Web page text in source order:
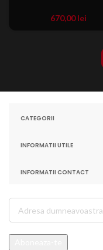
670,00lei
CATEGORII
INFORMATII UTILE
INFORMATII CONTACT